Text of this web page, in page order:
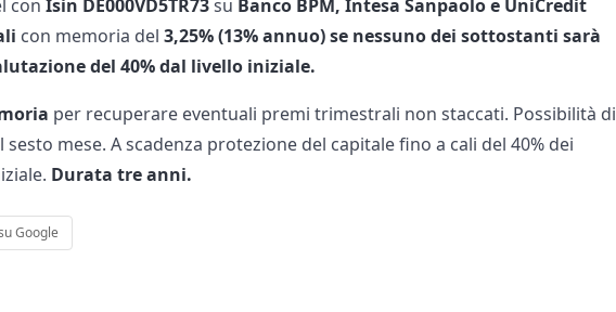
con Isin DE000VD5TR73su Banco BPM, Intesa Sanpaolo e UniCredit
con memoria del 3,25% (13% annuo)se nessuno dei sottostanti sarà
del 40% dal livello iniziale.
per recuperare eventuali premi trimestrali non staccati. Possibilità di
mese. A scadenza protezione del capitale fino a cali del 40% dei
Durata tre anni.
Google